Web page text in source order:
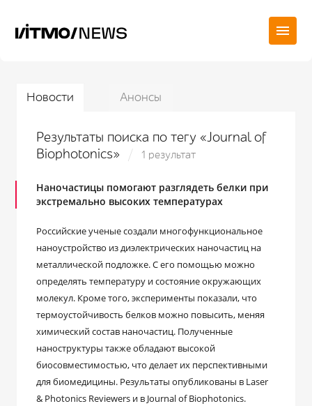
Новости Анонсы
Результаты поиска по тегу «Journal of
Biophotonics»
1 результат
Наночастицы помогают разглядеть белки при
экстремально высоких температурах
Российские ученые создали многофункциональное
наноустройство из диэлектрических наночастиц на
металлической подложке. С его помощью можно
определять температуру и состояние окружающих
молекул. Кроме того, эксперименты показали, что
термоустойчивость белков можно повысить, меняя
химический состав наночастиц. Полученные
наноструктуры также обладают высокой
биосовместимостью, что делает их перспективными
для биомедицины. Результаты опубликованы в Laser
& Photonics Reviewers и в Journal of Biophotonics.